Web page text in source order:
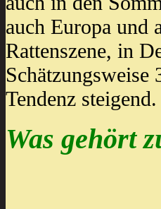
auch Europa und
Rattenszene, in
Schätzungsweise
Tendenz steigend.
Was gehört